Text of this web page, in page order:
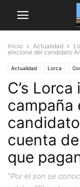
Inicio Actualidad
electoral del candidato
Actualidad Lorca
C’s
campaña
cuenta
que
"Por el son se